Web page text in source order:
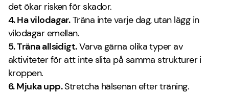
det ökar risken för skador.
4. Ha vilodagar.Träna inte varje dag, utan lägg in
vilodagar emellan.
5. Träna allsidigt.Varva gärna olika typer av
aktiviteter för att inte slita på samma strukturer i
kroppen.
6. Mjuka upp.Stretcha hälsenan efter träning.